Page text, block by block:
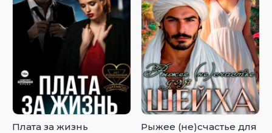
Плата за жизнь
Рыжее (не)счастье для